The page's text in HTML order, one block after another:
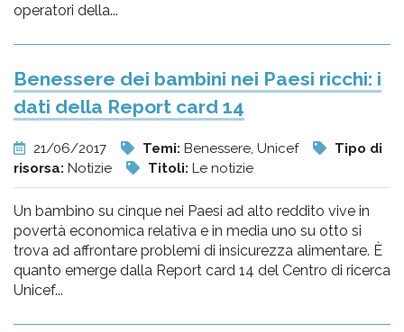
operatori della...
Benessere dei bambini nei Paesi ricchi: i
dati della Report card 14
21/06/2017 Temi: Benessere, Unicef
Tipo di
risorsa: Notizie Titoli: Le notizie
Un bambino su cinque nei Paesi ad alto reddito vive in
povertà economica relativa e in media uno su otto si
trova ad affrontare problemi di insicurezza alimentare. È
quanto emerge dalla Report card 14 del Centro di ricerca
Unicef...